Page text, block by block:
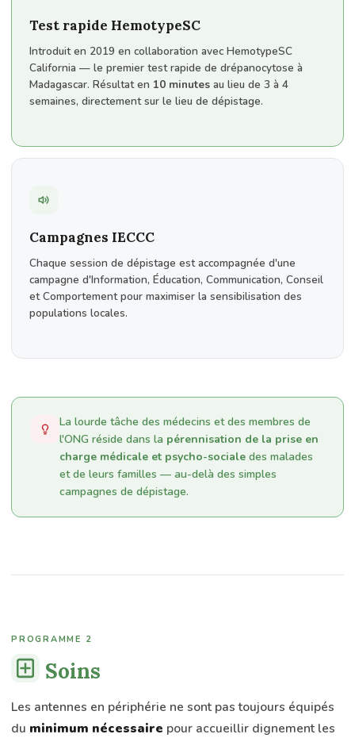
Test rapide HemotypeSC
Introduit en 2019 en collaboration avec HemotypeSC
California — le premier test rapide de drépanocytose à
Madagascar. Résultat en 10 minutes au lieu de 3 à 4
semaines, directement sur le lieu de dépistage.
Campagnes IECCC
Chaque session de dépistage est accompagnée d'une
campagne d'Information, Éducation, Communication, Conseil
et Comportement pour maximiser la sensibilisation des
populations locales.
La lourde tâche des médecins et des membres de
l'ONG réside dans la pérennisation de la prise en
charge médicale et psycho-sociale des malades
et de leurs familles — au-delà des simples
campagnes de dépistage.
PROGRAMME 2
Soins
Les antennes en périphérie ne sont pas toujours équipés
du minimum nécessaire pour accueillir dignement les